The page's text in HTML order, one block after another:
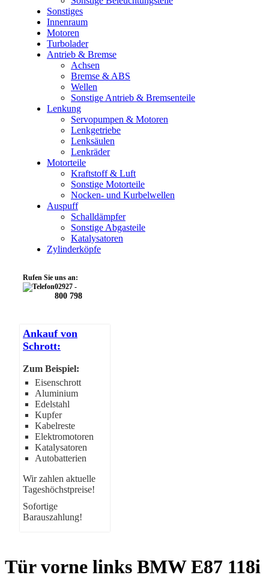
Sonstiges
Innenraum
Motoren
Turbolader
Antrieb & Bremse
Achsen
Bremse & ABS
Wellen
Sonstige Antrieb & Bremsenteile
Lenkung
Servopumpen & Motoren
Lenkgetriebe
Lenksäulen
Lenkräder
Motorteile
Kraftstoff & Luft
Sonstige Motorteile
Nocken- und Kurbelwellen
Auspuff
Schalldämpfer
Sonstige Abgasteile
Katalysatoren
Zylinderköpfe
Rufen Sie uns an:
02927 -
800 798
Ankauf von
Schrott:
Zum Beispiel:
Eisenschrott
Aluminium
Edelstahl
Kupfer
Kabelreste
Elektromotoren
Katalysatoren
Autobatterien
Wir zahlen aktuelle
Tageshöchstpreise!
Sofortige
Barauszahlung!
Tür vorne links BMW E87 118i